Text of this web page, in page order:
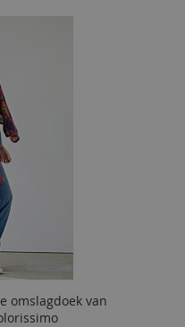
omslagdoek van